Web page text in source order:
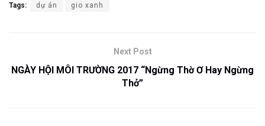
Tags: dự án gio xanh
Next Post
NGÀY HỘI MÔI TRƯỜNG 2017 “Ngừng Thờ Ơ Hay Ngừng
Thở”